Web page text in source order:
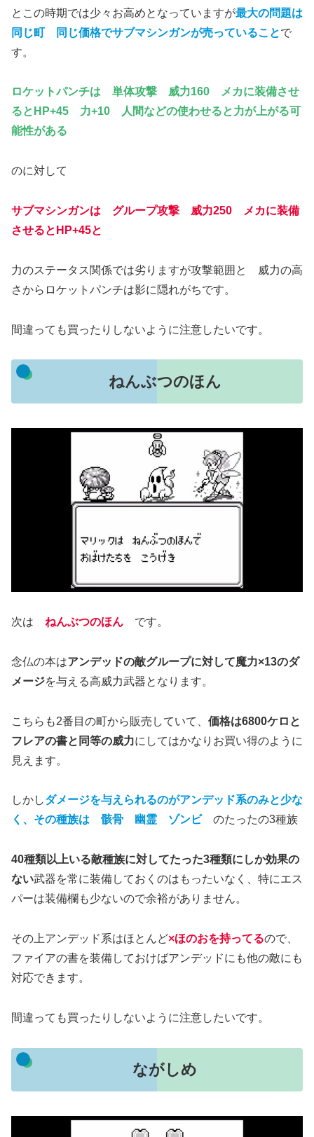
とこの時期では少々お高めとなっていますが最大の問題は
同じ町 同じ価格でサブマシンガンが売っていることで
す。
ロケットパンチは 単体攻撃 威力160 メカに装備させ
るとHP+45 力+10 人間などの使わせると力が上がる可
能性がある
のに対して
サブマシンガンは グループ攻撃 威力250 メカに装備
させるとHP+45と
力のステータス関係では劣りますが攻撃範囲と 威力の高
さからロケットパンチは影に隠れがちです。
間違っても買ったりしないように注意したいです。
ねんぶつのほん
次は ねんぶつのほん です。
念仏の本はアンデッドの敵グループに対して魔力×13のダ
メージを与える高威力武器となります。
こちらも2番目の町から販売していて、 価格は6800ケロと
フレアの書と同等の威力にしてはかなりお買い得のように
見えます。
しかしダメージを与えられるのがアンデッド系のみと少な
く、その種族は 骸骨 幽霊 ゾンビのたったの3種族
40種類以上いる敵種族に対してたった3種類にしか効果の
ない武器を常に装備しておくのはもったいなく、特にエス
パーは装備欄も少ないので余裕がありません。
その上アンデッド系はほとんど×ほのおを持ってるので、
ファイアの書を装備しておけばアンデッドにも他の敵にも
対応できます。
間違っても買ったりしないように注意したいです。
ながしめ